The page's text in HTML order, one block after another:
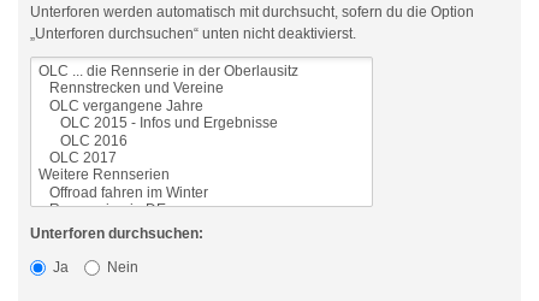
Unterforen werden automatisch mit durchsucht, sofern du die Option
„Unterforen durchsuchen“ unten nicht deaktivierst.
Unterforen durchsuchen:
Ja
Nein